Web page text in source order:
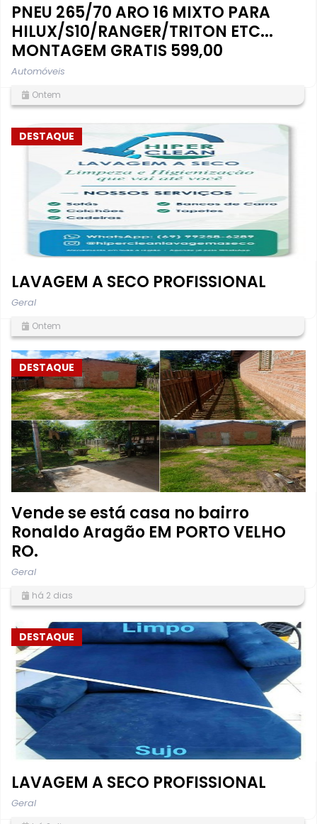
PNEU 265/70 ARO 16 MIXTO PARA
HILUX/S10/RANGER/TRITON ETC...
MONTAGEM GRATIS 599,00
Automóveis
Ontem
DESTAQUE
LAVAGEM A SECO PROFISSIONAL
Geral
Ontem
DESTAQUE
Vende se está casa no bairro
Ronaldo Aragão EM PORTO VELHO
RO.
Geral
há 2 dias
DESTAQUE
LAVAGEM A SECO PROFISSIONAL
Geral